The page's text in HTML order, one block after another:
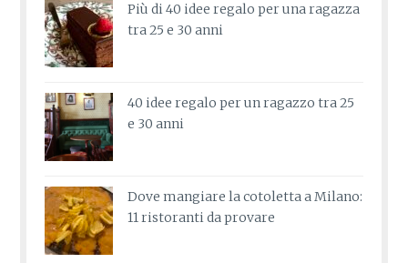
Più di 40 idee regalo per una ragazza
tra 25 e 30 anni
40 idee regalo per un ragazzo tra 25
e 30 anni
Dove mangiare la cotoletta a Milano:
11 ristoranti da provare